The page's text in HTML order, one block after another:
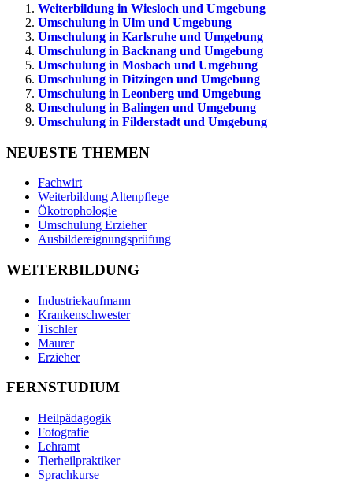
Weiterbildung in Wiesloch und Umgebung
Umschulung in Ulm und Umgebung
Umschulung in Karlsruhe und Umgebung
Umschulung in Backnang und Umgebung
Umschulung in Mosbach und Umgebung
Umschulung in Ditzingen und Umgebung
Umschulung in Leonberg und Umgebung
Umschulung in Balingen und Umgebung
Umschulung in Filderstadt und Umgebung
NEUESTE THEMEN
Fachwirt
Weiterbildung Altenpflege
Ökotrophologie
Umschulung Erzieher
Ausbildereignungsprüfung
WEITERBILDUNG
Industriekaufmann
Krankenschwester
Tischler
Maurer
Erzieher
FERNSTUDIUM
Heilpädagogik
Fotografie
Lehramt
Tierheilpraktiker
Sprachkurse